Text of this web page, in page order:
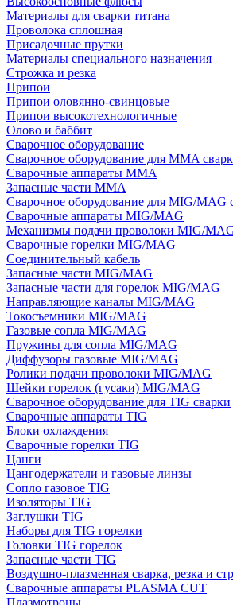
Материалы для сварки титана
Проволока сплошная
Присадочные прутки
Материалы специального назначения
Строжка и резка
Припои
Припои оловянно-свинцовые
Припои высокотехнологичные
Олово и баббит
Сварочное оборудование
Сварочное оборудование для MMA
Сварочные аппараты MMA
Запасные части MMA
Сварочное оборудование для MIG/MAG
Сварочные аппараты MIG/MAG
Механизмы подачи проволоки MIG/
Сварочные горелки MIG/MAG
Соединительный кабель
Запасные части MIG/MAG
Запасные части для горелок MIG/MAG
Направляющие каналы MIG/MAG
Токосъемники MIG/MAG
Газовые сопла MIG/MAG
Пружины для сопла MIG/MAG
Диффузоры газовые MIG/MAG
Ролики подачи проволоки MIG/MAG
Шейки горелок (гусаки) MIG/MAG
Сварочное оборудование для TIG сварки
Сварочные аппараты TIG
Блоки охлаждения
Сварочные горелки TIG
Цанги
Цангодержатели и газовые линзы
Сопло газовое TIG
Изоляторы TIG
Заглушки TIG
Наборы для TIG горелки
Головки TIG горелок
Запасные части TIG
Воздушно-плазменная сварка, резка и
Сварочные аппараты PLASMA CUT
Плазмотроны